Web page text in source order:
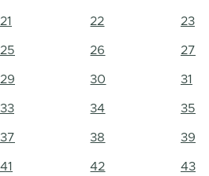
21 22 23
25 26 27
29 30 31
33 34 35
37 38 39
41 42 43